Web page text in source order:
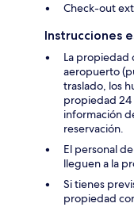
Check-out
Instrucciones
La propiedad
aeropuerto
traslado, los
propiedad 24
información
reservación.
El personal
lleguen a la
Si tienes
propiedad